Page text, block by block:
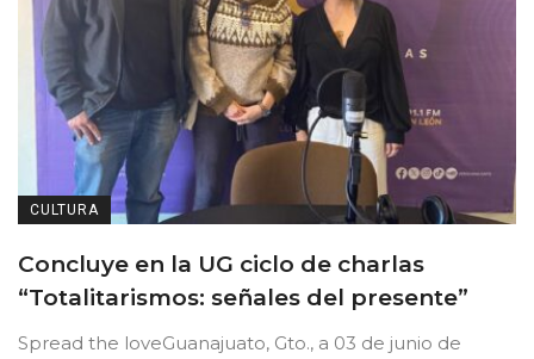
CULTURA
Concluye en la UG ciclo de charlas
“Totalitarismos: señales del presente”
Spread the loveGuanajuato, Gto., a 03 de junio de